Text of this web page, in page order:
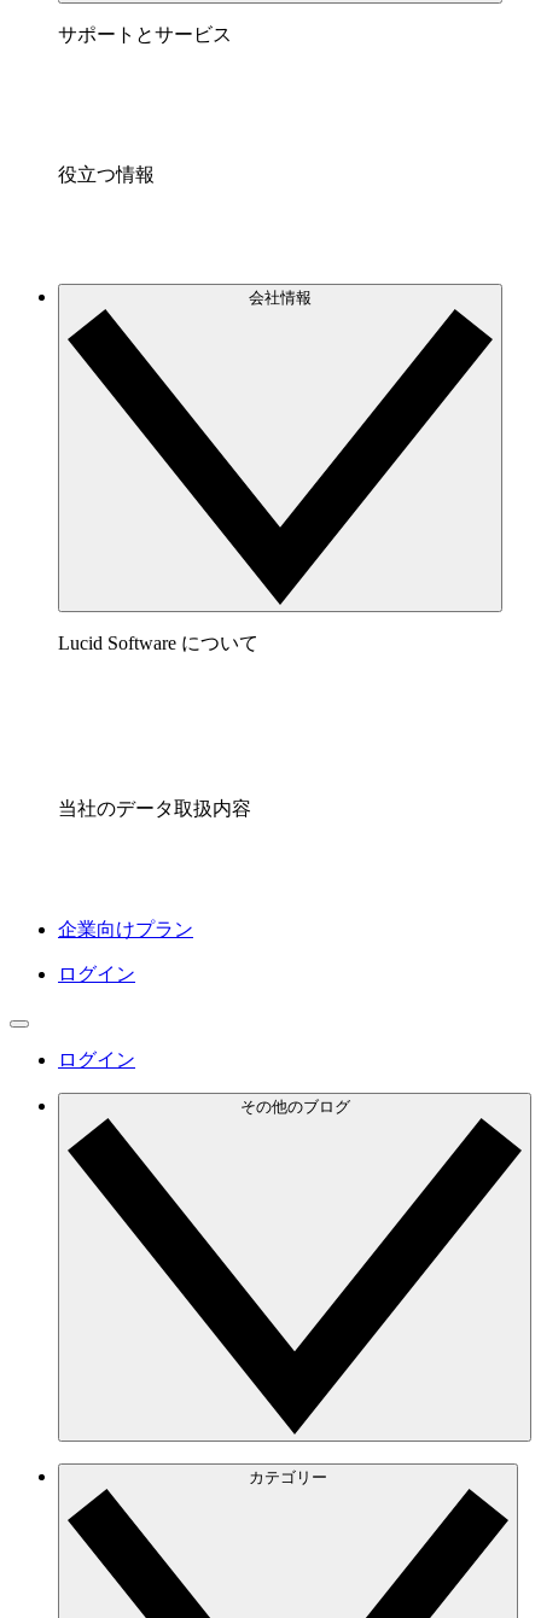
サポートとサービス
役立つ情報
会社情報
Lucid Software について
当社のデータ取扱内容
企業向けプラン
ログイン
ログイン
その他のブログ
カテゴリー